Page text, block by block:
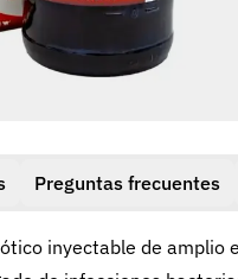
Preguntas frecuentes
inyectable de amplio